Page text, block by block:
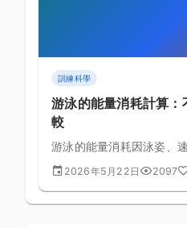
訓練科學
游泳的能量消耗計算
較
游泳的能量消耗因泳姿、
有極大差異，坊間「游泳
的說法過於簡化。本文以
2026年5月22日 2097